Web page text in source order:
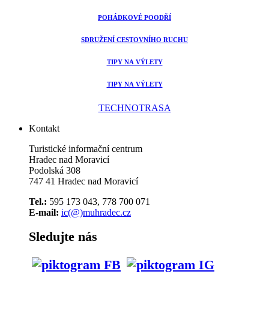
POHÁDKOVÉ POODŘÍ
SDRUŽENÍ CESTOVNÍHO RUCHU
TIPY NA VÝLETY
TIPY NA VÝLETY
TECHNOTRASA
Kontakt
Turistické informační centrum
Hradec nad Moravicí
Podolská 308
747 41 Hradec nad Moravicí
Tel.: 595 173 043, 778 700 071
E-mail: ic(@)muhradec.cz
Sledujte nás